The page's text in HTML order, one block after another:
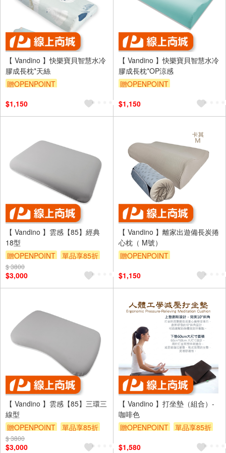
【 Vandino 】快樂寶貝智慧水冷
膠成長枕*天絲
贈OPENPOINT
$1,150
【 Vandino 】快樂寶貝智慧水冷
膠成長枕*OP涼感
贈OPENPOINT
$1,150
【 Vandino 】雲感【85】經典
18型
贈OPENPOINT
單品享85折
$ 3800
$3,000
【 Vandino 】離家出遊備長炭捲
心枕（ M號）
贈OPENPOINT
$1,150
【 Vandino 】雲感【85】三環三
線型
贈OPENPOINT
單品享85折
$ 3800
$3,000
【 Vandino 】打坐墊（組合）-
咖啡色
贈OPENPOINT
單品享85折
$1,580